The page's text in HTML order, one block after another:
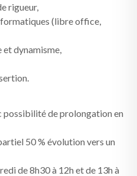
rigueur,
(libre office,
dynamisme,
possibilité de prolongation en
50 % évolution vers un
de 8h30 à 12h et de 13h à